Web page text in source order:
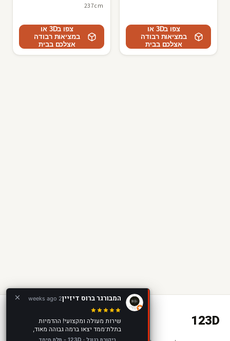
צפו ב3D או
במציאות רבודה
אצלכם בבית
237cm
צפו ב3D או
במציאות רבודה
אצלכם בבית
123D
המבורגר ברוס דיזיין2 weeks ago
שירות מעולה ומקצועי! ההדמיות
בתלת־ממד יצאו ברמה גבוהה מאוד,
מציאותיות ומדויקות, ועזרו לנו להציג